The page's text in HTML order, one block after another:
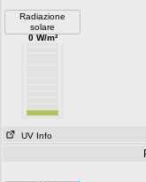
Radiazione
solare
0 W/m²
UV Info